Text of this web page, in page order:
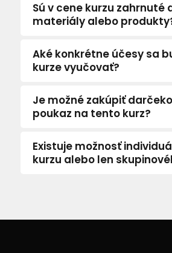
Sú v cene kurzu zahrnuté
materiály alebo
Aké konkrétne účesy sa
kurze vyučovať?
Je možné zakúpiť
poukaz na tento kurz?
Existuje možnosť
kurzu alebo len